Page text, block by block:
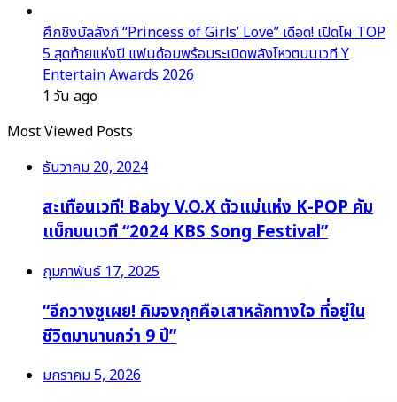
ศึกชิงบัลลังก์ “Princess of Girls’ Love” เดือด! เปิดโผ TOP
5 สุดท้ายแห่งปี แฟนด้อมพร้อมระเบิดพลังโหวตบนเวที Y
Entertain Awards 2026
1 วัน ago
Most Viewed Posts
ธันวาคม 20, 2024
สะเทือนเวที! Baby V.O.X ตัวแม่แห่ง K-POP คัม
แบ็กบนเวที “2024 KBS Song Festival”
กุมภาพันธ์ 17, 2025
“อีกวางซูเผย! คิมจงกุกคือเสาหลักทางใจ ที่อยู่ใน
ชีวิตมานานกว่า 9 ปี”
มกราคม 5, 2026